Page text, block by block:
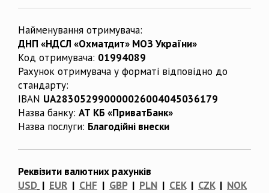
Найменування отримувача:
ДНП «НДСЛ «Охматдит» МОЗ України»
Код отримувача: 01994089
Рахунок отримувача у форматі відповідно до
стандарту:
IBAN UA283052990000026004045036179
Назва банку: АТ КБ «ПриватБанк»
Назва послуги: Благодійні внески
Реквізити валютних рахунків
USD | EUR | CHF | GBP| PLN | CEK| CZK| NOK